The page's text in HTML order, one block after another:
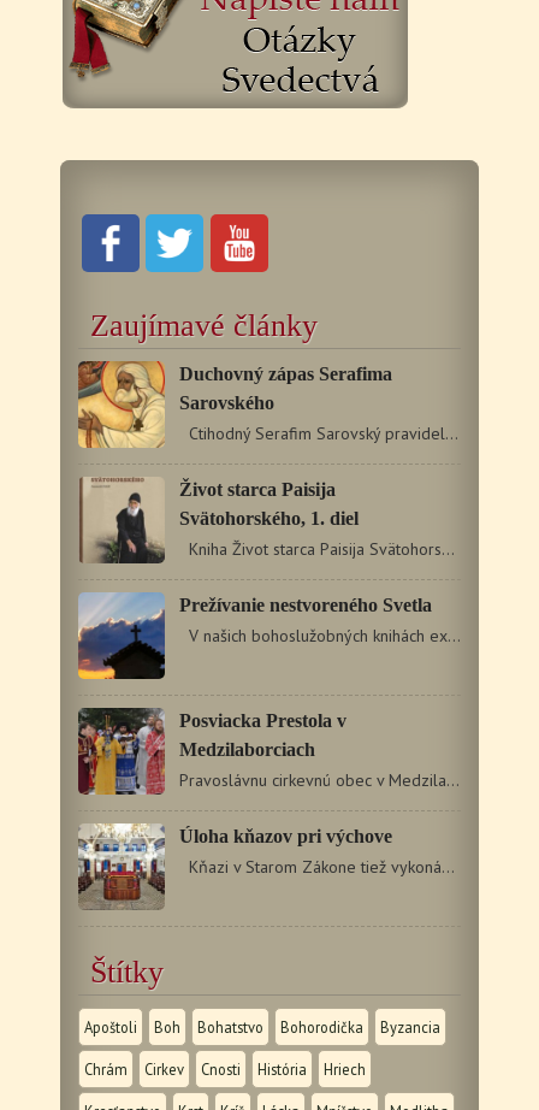
Zaujímavé články
Duchovný zápas Serafima
Sarovského
Ctihodný Serafim Sarovský pravidelne študoval sväté…
Život starca Paisija
Svätohorského, 1. diel
Kniha Život starca Paisija Svätohorského opisuje strhujúci…
Prežívanie nestvoreného Svetla
V našich bohoslužobných knihách existuje modlitba,…
Posviacka Prestola v
Medzilaborciach
Pravoslávnu cirkevnú obec v Medzilaborciach v polovici decembra…
Úloha kňazov pri výchove
Kňazi v Starom Zákone tiež vykonávali prácu vychovávateľov…
Štítky
Apoštoli Boh Bohatstvo Bohorodička Byzancia
Chrám Cirkev Cnosti História Hriech